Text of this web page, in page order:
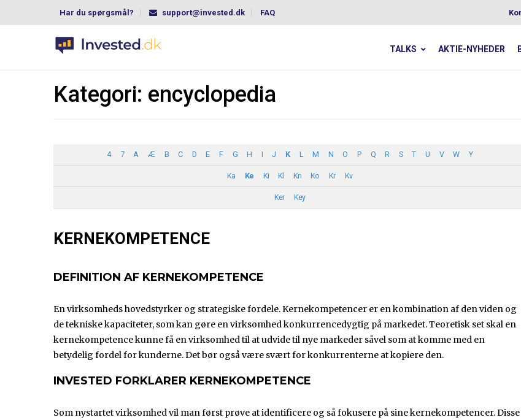
Har du spørgsmål? support@invested.dk FAQ
TALKS AKTIE-NYHEDER
Kategori: encyclopedia
4 7 A Æ B C D E F G H I J K L M N O P Q R S T U V W Y
Ka Ke Ki Kl Kn Ko Kr Kv
Ker Key
KERNEKOMPETENCE
DEFINITION AF KERNEKOMPETENCE
En virksomheds hovedstyrker og strategiske fordele. Kernekompetencer er en kombination af den viden og
de tekniske kapaciteter, som kan gøre en virksomhed konkurrencedygtig på markedet. Teoretisk set skal en
kernekompetence kunne få en virksomhed til at udvide til nye markeder såvel som at komme med en
betydelig fordel for kunderne. Det bør også være svært for konkurrenterne at kopiere den.
INVESTED FORKLARER KERNEKOMPETENCE
Som nystartet virksomhed vil man først prøve at identificere og så fokusere på sine kernekompetencer. Disse